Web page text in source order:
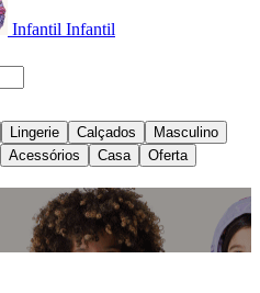
Infantil Infantil
Lingerie Calçados
Masculino
Acessórios Casa Oferta